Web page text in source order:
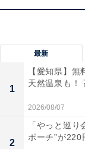
最新
1
【愛知県】
天然温泉も！
2026/08/07
2
「やっと巡
ポーチ”が220